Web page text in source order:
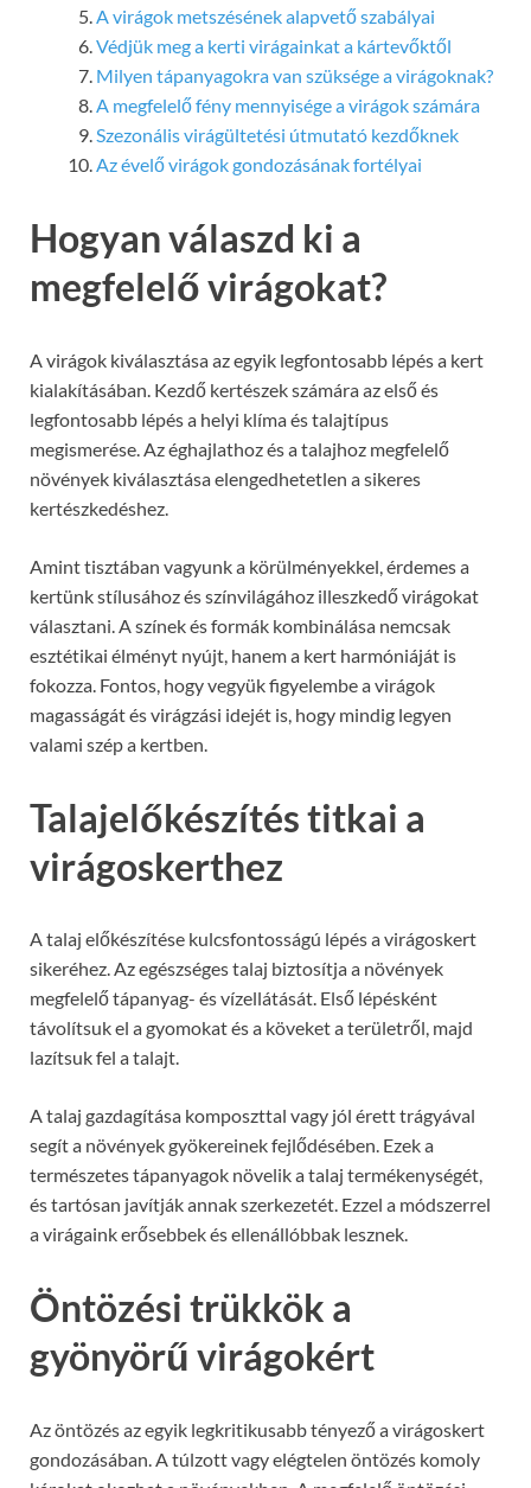
A virágok metszésének alapvető szabályai
Védjük meg a kerti virágainkat a kártevőktől
Milyen tápanyagokra van szüksége a virágoknak?
A megfelelő fény mennyisége a virágok számára
Szezonális virágültetési útmutató kezdőknek
Az évelő virágok gondozásának fortélyai
Hogyan válaszd ki a
megfelelő virágokat?
A virágok kiválasztása az egyik legfontosabb lépés a kert
kialakításában. Kezdő kertészek számára az első és
legfontosabb lépés a helyi klíma és talajtípus
megismerése. Az éghajlathoz és a talajhoz megfelelő
növények kiválasztása elengedhetetlen a sikeres
kertészkedéshez.
Amint tisztában vagyunk a körülményekkel, érdemes a
kertünk stílusához és színvilágához illeszkedő virágokat
választani. A színek és formák kombinálása nemcsak
esztétikai élményt nyújt, hanem a kert harmóniáját is
fokozza. Fontos, hogy vegyük figyelembe a virágok
magasságát és virágzási idejét is, hogy mindig legyen
valami szép a kertben.
Talajelőkészítés titkai a
virágoskerthez
A talaj előkészítése kulcsfontosságú lépés a virágoskert
sikeréhez. Az egészséges talaj biztosítja a növények
megfelelő tápanyag- és vízellátását. Első lépésként
távolítsuk el a gyomokat és a köveket a területről, majd
lazítsuk fel a talajt.
A talaj gazdagítása komposzttal vagy jól érett trágyával
segít a növények gyökereinek fejlődésében. Ezek a
természetes tápanyagok növelik a talaj termékenységét,
és tartósan javítják annak szerkezetét. Ezzel a módszerrel
a virágaink erősebbek és ellenállóbbak lesznek.
Öntözési trükkök a
gyönyörű virágokért
Az öntözés az egyik legkritikusabb tényező a virágoskert
gondozásában. A túlzott vagy elégtelen öntözés komoly